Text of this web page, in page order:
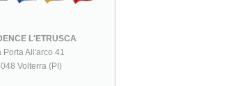
L'ETRUSCA
Porta All'arco 41
Volterra (PI)